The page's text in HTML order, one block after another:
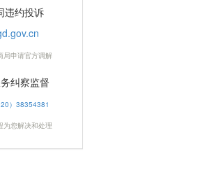
违约投诉
局申请官方调解
察监督
）38354381
为您解决和处理